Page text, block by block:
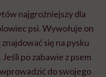
najgroźniejszy dla
psi. Wywołuje on
się na pysku
po zabawie z psem
do swojego